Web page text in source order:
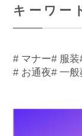
キーワー
# マナー# 服装
# お通夜# 一般